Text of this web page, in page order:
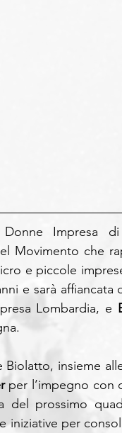
Donne Impresa
Movimento che
e piccole
e sarà affiancata
Lombardia, e
per l’impegno con
del prossimo
iniziative per